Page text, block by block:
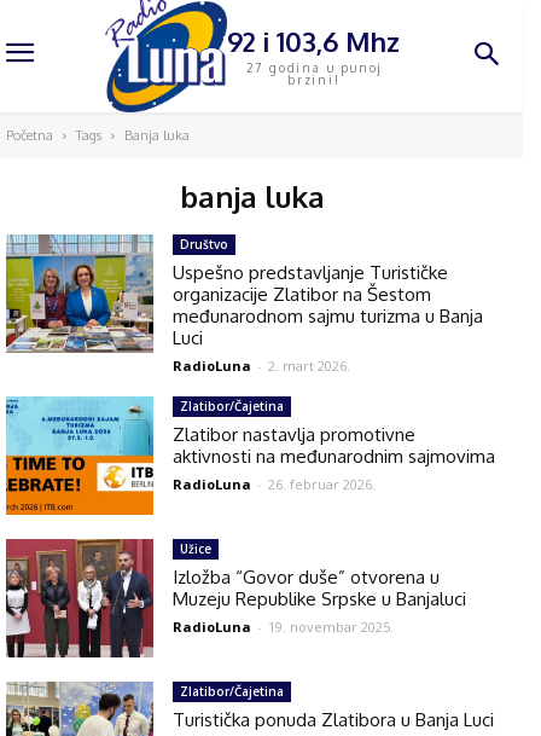
92 i 103,6 Mhz
27 godina u punoj
brzini!
Početna Tags Banja luka
banja luka
Društvo
Uspešno predstavljanje Turističke
organizacije Zlatibor na Šestom
međunarodnom sajmu turizma u Banja
Luci
RadioLuna - 2. mart 2026.
Zlatibor/Čajetina
Zlatibor nastavlja promotivne
aktivnosti na međunarodnim sajmovima
RadioLuna - 26. februar 2026.
Užice
Izložba “Govor duše” otvorena u
Muzeju Republike Srpske u Banjaluci
RadioLuna - 19. novembar 2025.
Zlatibor/Čajetina
Turistička ponuda Zlatibora u Banja Luci